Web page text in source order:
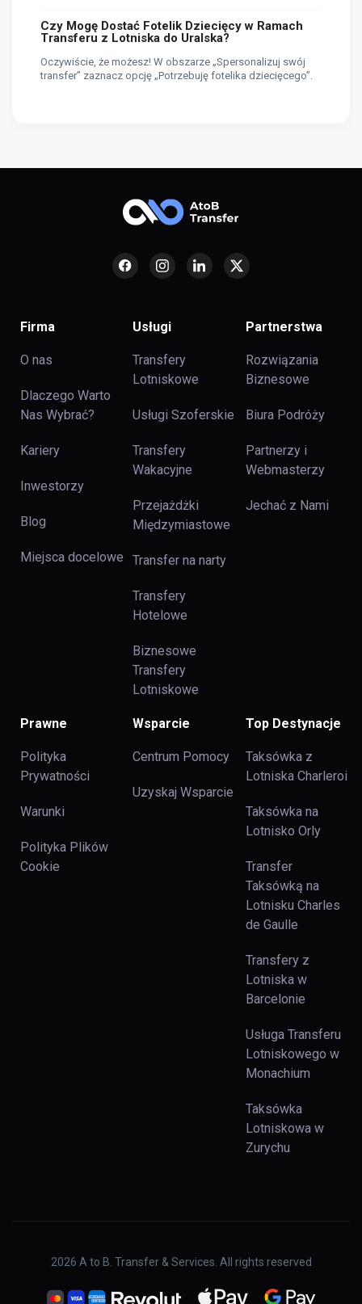
Czy Mogę Dostać Fotelik Dziecięcy w Ramach
Transferu z Lotniska do Uralska?
Oczywiście, że możesz! W obszarze „Spersonalizuj swój
transfer” zaznacz opcję „Potrzebuję fotelika dziecięcego”.
Firma
O nas
Dlaczego Warto
Nas Wybrać?
Kariery
Inwestorzy
Blog
Miejsca docelowe
Usługi
Transfery
Lotniskowe
Usługi Szoferskie
Transfery
Wakacyjne
Przejażdżki
Międzymiastowe
Transfer na narty
Transfery
Hotelowe
Biznesowe
Transfery
Lotniskowe
Partnerstwa
Rozwiązania
Biznesowe
Biura Podróży
Partnerzy i
Webmasterzy
Jechać z Nami
Prawne
Polityka
Prywatności
Warunki
Polityka Plików
Cookie
Wsparcie
Centrum Pomocy
Uzyskaj Wsparcie
Top Destynacje
Taksówka z
Lotniska Charleroi
Taksówka na
Lotnisko Orly
Transfer
Taksówką na
Lotnisku Charles
de Gaulle
Transfery z
Lotniska w
Barcelonie
Usługa Transferu
Lotniskowego w
Monachium
Taksówka
Lotniskowa w
Zurychu
2026 A to B. Transfer & Services. All rights reserved